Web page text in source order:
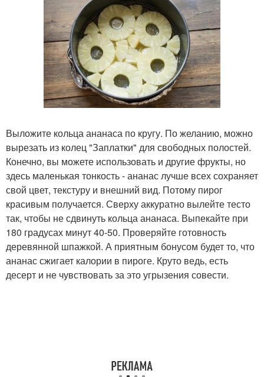
Выложите кольца ананаса по кругу. По желанию, можно
вырезать из колец "Заплатки" для свободных полостей.
Конечно, вы можете использовать и другие фрукты, но
здесь маленькая тонкость - ананас лучше всех сохраняет
свой цвет, текстуру и внешний вид. Потому пирог
красивым получается. Сверху аккуратно вылейте тесто
так, чтобы не сдвинуть кольца ананаса. Выпекайте при
180 градусах минут 40-50. Проверяйте готовность
деревянной шпажкой. А приятным бонусом будет то, что
ананас сжигает калории в пироге. Круто ведь, есть
десерт и не чувствовать за это угрызения совести.